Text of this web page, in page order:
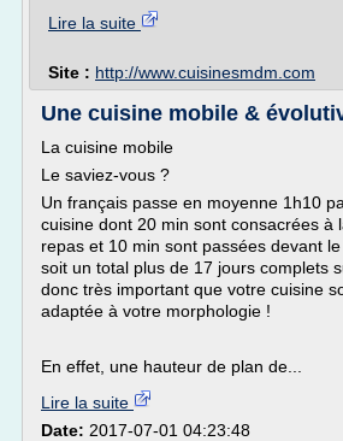
Lire la suite
Site : http://www.cuisinesmdm.com
Une cuisine mobile &
La cuisine mobile
Le saviez-vous ?
Un français passe en moyenne 1h10
cuisine dont 20 min sont consacrées à
repas et 10 min sont passées devant
soit un total plus de 17 jours complets
donc très important que votre cuisine
adaptée à votre morphologie !
En effet, une hauteur de plan de...
Lire la suite
Date: 2017-07-01 04:23:48